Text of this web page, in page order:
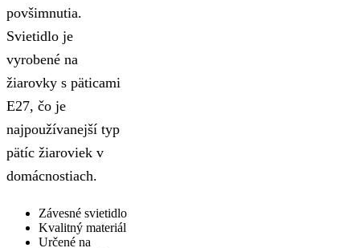
povšimnutia.
Svietidlo je
vyrobené na
žiarovky s päticami
E27, čo je
najpoužívanejší typ
pätíc žiaroviek v
domácnostiach.
Závesné svietidlo
Kvalitný materiál
Určené na